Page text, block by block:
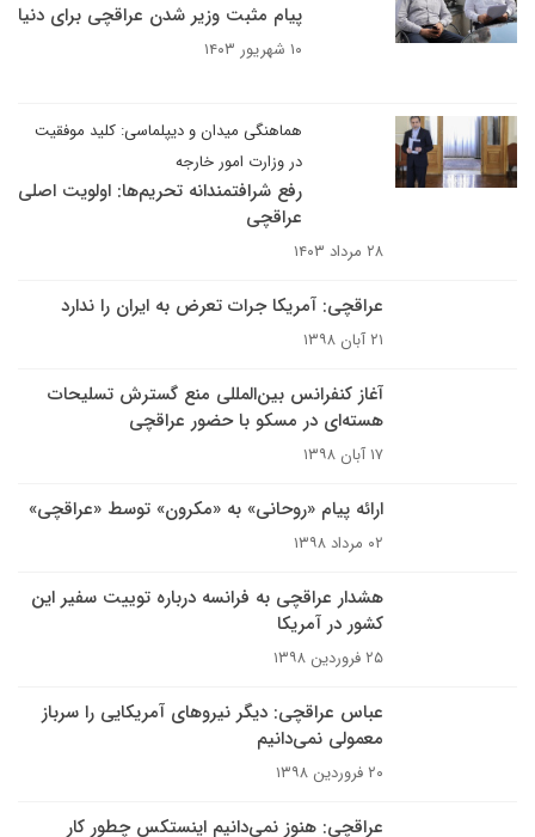
پیام مثبت وزیر شدن عراقچی برای دنیا
۱۰ شهریور ۱۴۰۳
هماهنگی میدان و دیپلماسی: کلید موفقیت
در وزارت امور خارجه
رفع شرافتمندانه تحریم‌ها: اولویت اصلی
عراقچی
۲۸ مرداد ۱۴۰۳
عراقچی: آمریکا جرات تعرض به ایران را ندارد
۲۱ آبان ۱۳۹۸
آغاز کنفرانس بین‌المللی منع گسترش تسلیحات
هسته‌ای در مسکو با حضور عراقچی
۱۷ آبان ۱۳۹۸
ارائه پیام «روحانی» به «مکرون» توسط «عراقچی»
۰۲ مرداد ۱۳۹۸
هشدار عراقچی به فرانسه درباره توییت سفیر این
کشور در آمریکا
۲۵ فروردین ۱۳۹۸
عباس عراقچی: دیگر نیروهای آمریکایی را سرباز
معمولی نمی‌دانیم
۲۰ فروردین ۱۳۹۸
عراقچی: هنوز نمی‌دانیم اینستکس چطور کار